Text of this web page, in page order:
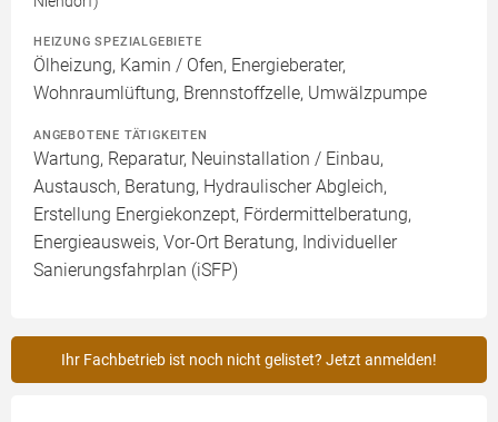
HEIZUNG SPEZIALGEBIETE
Ölheizung, Kamin / Ofen, Energieberater,
Wohnraumlüftung, Brennstoffzelle, Umwälzpumpe
ANGEBOTENE TÄTIGKEITEN
Wartung, Reparatur, Neuinstallation / Einbau,
Austausch, Beratung, Hydraulischer Abgleich,
Erstellung Energiekonzept, Fördermittelberatung,
Energieausweis, Vor-Ort Beratung, Individueller
Sanierungsfahrplan (iSFP)
Ihr Fachbetrieb ist noch nicht gelistet? Jetzt anmelden!